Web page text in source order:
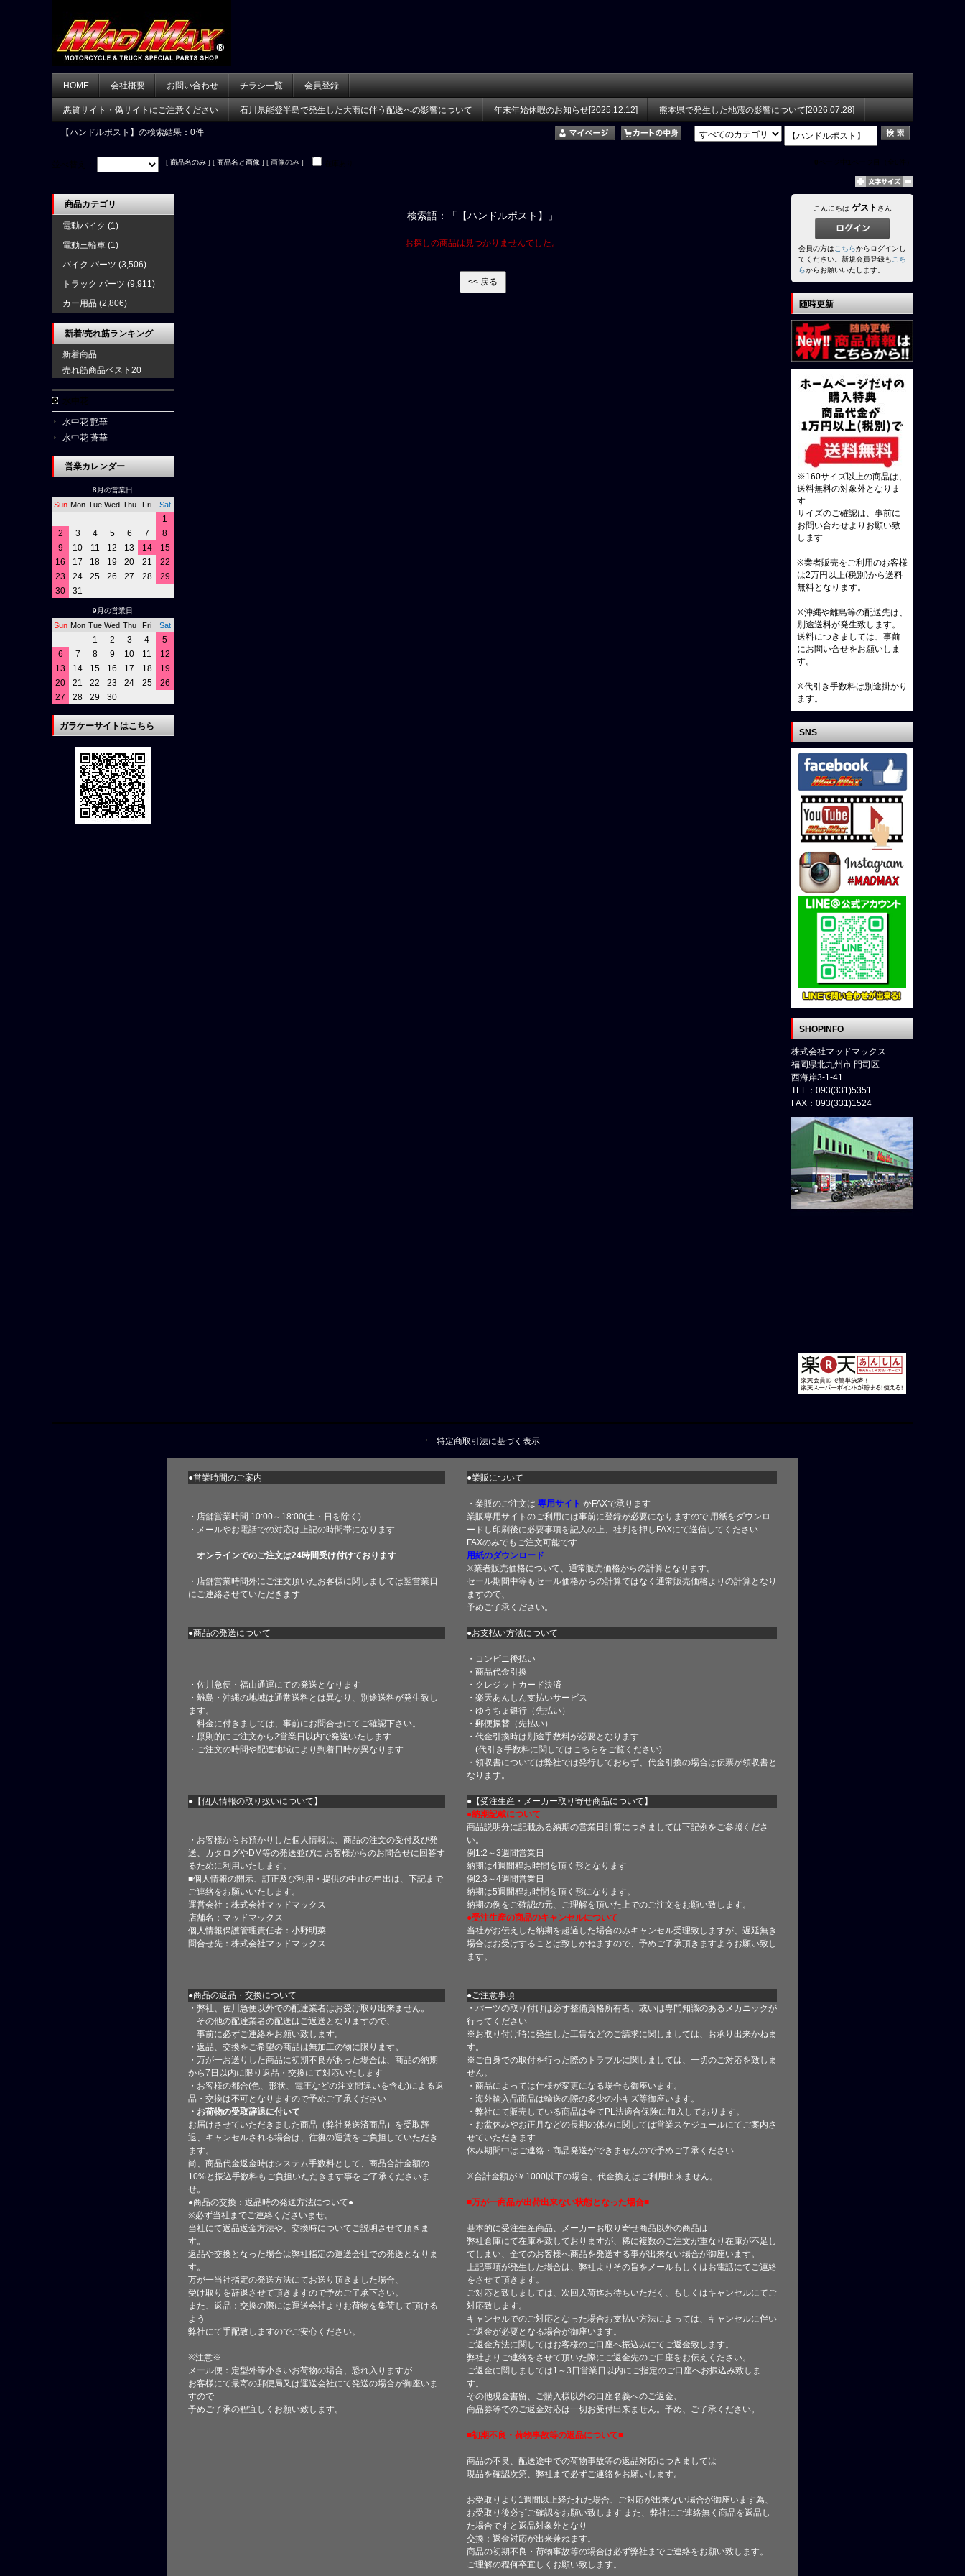
HOME 会社概要 お問い合わせ チラシ一覧 会員登録
悪質サイト・偽サイトにご注意ください 石川県能登半島で発生した大雨に伴う配送への影響について 年末年始休暇のお知らせ[2025.12.12] 熊本県で発生した地震の影響について[2026.07.28]
【ハンドルポスト】 の検索結果：0件
[ 商品名のみ ] [ 商品名と画像 ] [ 画像のみ ]
検索語：「【ハンドルポスト】」
お探しの商品は見つかりませんでした。
商品カテゴリ
電動バイク (1)
電動三輪車 (1)
バイク パーツ (3,506)
トラック パーツ (9,911)
カー用品 (2,806)
新着/売れ筋ランキング
新着商品
売れ筋商品ベスト20
水中花 艶華
水中花 蒼華
営業カレンダー
8月の営業日
Sun Mon Tue Wed Thu Fri Sat
1
2
3 4 5 6 7
8
9
10 11 12 13 14
15
16
17 18 19 20 21
22
23
24 25 26 27 28
29
30
31
9月の営業日
Sun Mon Tue Wed Thu Fri Sat
1 2 3 4
5
6
7 8 9 10 11
12
13
14 15 16 17 18
19
20
21 22 23 24 25
26
27
28 29 30
ガラケーサイトはこちら
こんにちは ゲスト さん
会員の方はこちらからログインし
てください。新規会員登録もこち
らからお願いいたします。
随時更新
※160サイズ以上の商品は、
送料無料の対象外となりま
す
サイズのご確認は、事前に
お問い合わせよりお願い致
します
※業者販売をご利用のお客様
は2万円以上(税別)から送料
無料となります。
※沖縄や離島等の配送先は、
別途送料が発生致します。
送料につきましては、事前
にお問い合せをお願いしま
す。
※代引き手数料は別途掛かり
ます。
SNS
SHOPINFO
株式会社マッドマックス
福岡県北九州市 門司区
西海岸3-1-41
TEL：093(331)5351
FAX：093(331)1524
特定商取引法に基づく表示
●営業時間のご案内 ●業販について
・店舗営業時間 10:00～18:00(土・日を除く)
・メールやお電話での対応は上記の時間帯になります
オンラインでのご注文は24時間受け付けております
・店舗営業時間外にご注文頂いたお客様に関しましては翌営業日
にご連絡させていただきます
・業販のご注文は 専用サイト かFAXで承ります
業販専用サイトのご利用には事前に登録が必要になりますので 用紙をダウンロ
ードし印刷後に必要事項を記入の上、社判を押しFAXにて送信してください
FAXのみでもご注文可能です
用紙のダウンロード
※業者販売価格について、通常販売価格からの計算となります。
セール期間中等もセール価格からの計算ではなく通常販売価格よりの計算となり
ますので、
予めご了承ください。
●商品の発送について ●お支払い方法について
・佐川急便・福山通運にての発送となります
・離島・沖縄の地域は通常送料とは異なり、別途送料が発生致し
ます。
料金に付きましては、事前にお問合せにてご確認下さい。
・原則的にご注文から2営業日以内で発送いたします
・ご注文の時間や配達地域により到着日時が異なります
・コンビニ後払い
・商品代金引換
・クレジットカード決済
・楽天あんしん支払いサービス
・ゆうちょ銀行（先払い）
・郵便振替（先払い）
・代金引換時は別途手数料が必要となります
(代引き手数料に関してはこちら をご覧ください)
・領収書については弊社では発行しておらず、代金引換の場合は伝票が領収書と
なります。
●【個人情報の取り扱いについて】 ●【受注生産・メーカー取り寄せ商品について】
・お客様からお預かりした個人情報は、商品の注文の受付及び発
送、カタログやDM等の発送並びに お客様からのお問合せに回答す
るために利用いたします。
■個人情報の開示、訂正及び利用・提供の中止の申出は、下記まで
ご連絡をお願いいたします。
運営会社：株式会社マッドマックス
店舗名：マッドマックス
個人情報保護管理責任者：小野明菜
問合せ先：株式会社マッドマックス
●納期記載について
商品説明分に記載ある納期の営業日計算につきましては下記例をご参照くださ
い。
例1:2～3週間営業日
納期は4週間程お時間を頂く形となります
例2:3～4週間営業日
納期は5週間程お時間を頂く形になります。
納期の例をご確認の元、ご理解を頂いた上でのご注文をお願い致します。
●受注生産の商品のキャンセルについて
当社がお伝えした納期を超過した場合のみキャンセル受理致しますが、遅延無き
場合はお受けすることは致しかねますので、予めご了承頂きますようお願い致し
ます。
●商品の返品・交換について
●ご注意事項
・弊社、佐川急便以外での配達業者はお受け取り出来ません。
その他の配達業者の配送はご返送となりますので、
事前に必ずご連絡をお願い致します。
・返品、交換をご希望の商品は無加工の物に限ります。
・万が一お送りした商品に初期不良があった場合は、商品の納期
から7日以内に限り返品・交換にて対応いたします
・お客様の都合(色、形状、電圧などの注文間違いを含む)による返
品・交換は不可となりますので予めご了承ください
・お荷物の受取辞退に付いて
お届けさせていただきました商品（弊社発送済商品）を受取辞
退、キャンセルされる場合は、往復の運賃をご負担していただき
ます。
尚、商品代金返金時はシステム手数料として、商品合計金額の
10%と振込手数料もご負担いただきます事をご了承くださいま
せ。
●商品の交換：返品時の発送方法について●
※必ず当社までご連絡くださいませ。
当社にて返品返金方法や、交換時についてご説明させて頂きま
す。
返品や交換となった場合は弊社指定の運送会社での発送となりま
す。
万が一当社指定の発送方法にてお送り頂きました場合、
受け取りを辞退させて頂きますので予めご了承下さい。
また、返品：交換の際には運送会社よりお荷物を集荷して頂ける
よう
弊社にて手配致しますのでご安心ください。
※注意※
メール便：定型外等小さいお荷物の場合、恐れ入りますが
お客様にて最寄の郵便局又は運送会社にて発送の場合が御座いま
すので
予めご了承の程宜しくお願い致します。
・パーツの取り付けは必ず整備資格所有者、或いは専門知識のあるメカニックが
行ってください
※お取り付け時に発生した工賃などのご請求に関しましては、お承り出来かねま
す。
※ご自身での取付を行った際のトラブルに関しましては、一切のご対応を致しま
せん。
・商品によっては仕様が変更になる場合も御座います。
・海外輸入品商品は輸送の際の多少の小キズ等御座います。
・弊社にて販売している商品は全てPL法適合保険に加入しております。
・お盆休みやお正月などの長期の休みに関しては営業スケジュールにてご案内さ
せていただきます
休み期間中はご連絡・商品発送ができませんので予めご了承ください
※合計金額が￥1000以下の場合、代金換えはご利用出来ません。
■万が一商品が出荷出来ない状態となった場合■
基本的に受注生産商品、メーカーお取り寄せ商品以外の商品は
弊社倉庫にて在庫を致しておりますが、稀に複数のご注文が重なり在庫が不足し
てしまい、全てのお客様へ商品を発送する事が出来ない場合が御座います。
上記事項が発生した場合は、弊社よりその旨をメールもしくはお電話にてご連絡
をさせて頂きます。
ご対応と致しましては、次回入荷迄お待ちいただく、もしくはキャンセルにてご
対応致します。
キャンセルでのご対応となった場合お支払い方法によっては、キャンセルに伴い
ご返金が必要となる場合が御座います。
ご返金方法に関してはお客様のご口座へ振込みにてご返金致します。
弊社よりご連絡をさせて頂いた際にご返金先のご口座をお伝えください。
ご返金に関しましては1～3日営業日以内にご指定のご口座へお振込み致しま
す。
その他現金書留、ご購入様以外の口座名義へのご返金、
商品券等でのご返金対応は一切お受付出来ません。予め、ご了承ください。
■初期不良・荷物事故等の返品について■
商品の不良、配送途中での荷物事故等の返品対応につきましては
現品を確認次第、弊社まで必ずご連絡をお願いします。
お受取りより1週間以上経たれた場合、ご対応が出来ない場合が御座います為、
お受取り後必ずご確認をお願い致します また、弊社にご連絡無く商品を返品し
た場合ですと返品対象外となり
交換：返金対応が出来兼ねます。
商品の初期不良・荷物事故等の場合は必ず弊社までご連絡をお願い致します。
ご理解の程何卒宜しくお願い致します。